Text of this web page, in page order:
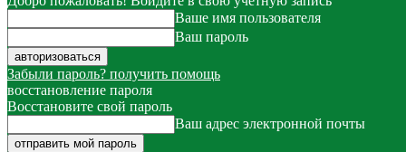
Ваше имя пользователя
Ваш пароль
Забыли пароль? получить помощь
восстановление пароля
Восстановите свой пароль
Ваш адрес электронной почты